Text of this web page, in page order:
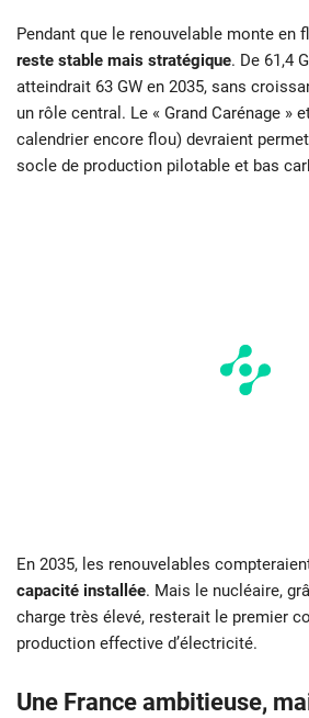
Pendant que le renouvelable monte en
reste stable mais stratégique. De 61,4
atteindrait 63 GW en 2035, sans
un rôle central. Le « Grand Carénage »
calendrier encore flou) devraient
socle de production pilotable et bas
En 2035, les renouvelables
capacité installée. Mais le nucléaire,
charge très élevé, resterait le premier
production effective d’électricité.
Une France ambitieuse,